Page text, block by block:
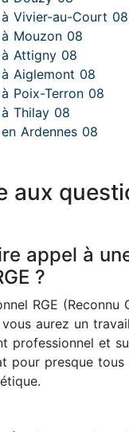
à Vivier-au-Court 08
Mouzon 08
à Attigny 08
Aiglemont 08
Poix-Terron 08
Thilay 08
Ardennes 08
aux
appel à
?
RGE (Reconnu
aurez un
professionnel et
pour presque tous